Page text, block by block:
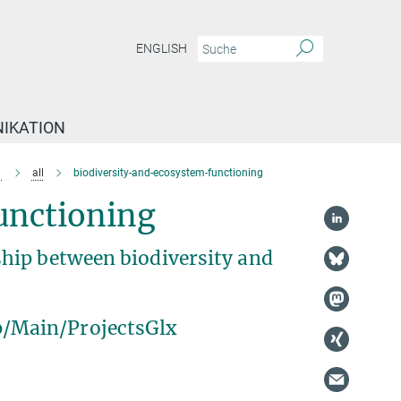
ENGLISH
all biodiversity-and-ecosystem-functioning
between biodiversity and
ProjectsGlx